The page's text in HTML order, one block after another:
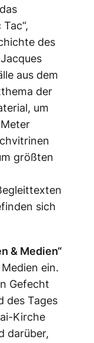
des
aus dem
der
um
größten
sich
& Medien“
ein.
Gefecht
des Tages
Kirche
darüber,